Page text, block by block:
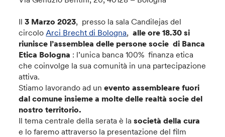
Il3 Marzo 2023, presso la sala Candilejas del
circoloArci Brecht di Bologna,alle ore 18.30 si
riunisce l’assemblea delle persone socie di Banca
Etica Bologna : l’unica banca 100% finanza etica
che coinvolge la sua comunità in una partecipazione
attiva.
Stiamo lavorando ad unevento assembleare fuori
dal comune insieme a molte delle realtà socie del
nostro territorio.
Il tema centrale della serata è lasocietà della cura
e lo faremo attraverso la presentazione del film